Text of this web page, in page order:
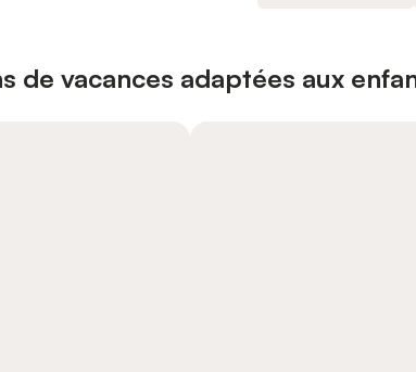
de vacances adaptées aux